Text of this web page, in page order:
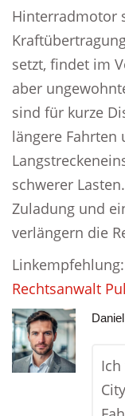
Hinterradmotor
setzt, findet im
aber
sind für kurze
längere Fahrten
schwerer
Zuladung und
verlängern die
Linkempfehlung:
Rechtsanwalt
Daniel